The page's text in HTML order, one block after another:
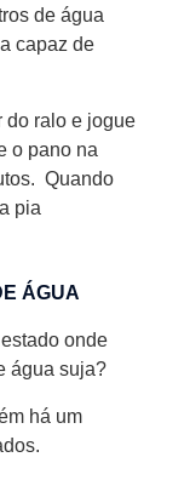
de água
capaz de
do ralo e jogue
o pano na
Quando
pia
ÁGUA
onde
água suja?
há um